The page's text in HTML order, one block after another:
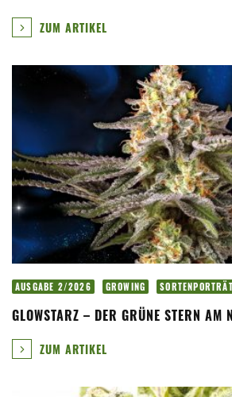
ZUM ARTIKEL
AUSGABE 2/2026 GROWING SORTENPORTRÄT
GLOWSTARZ – DER GRÜNE STERN AM
ZUM ARTIKEL